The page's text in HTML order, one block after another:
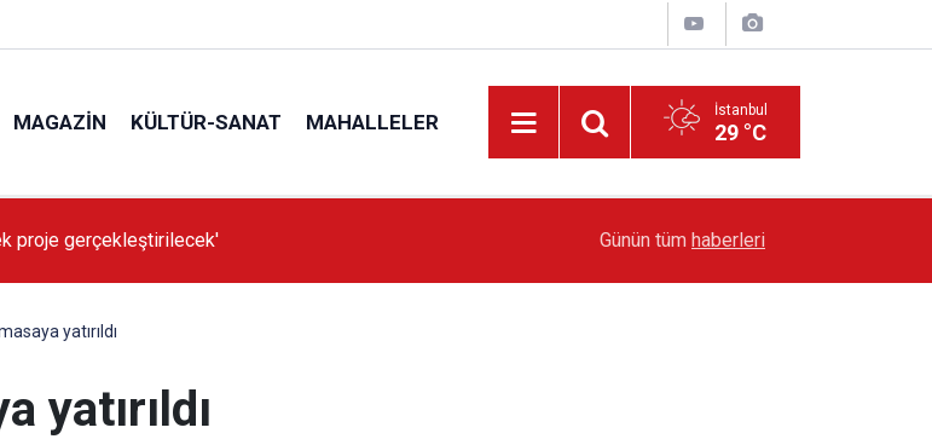
MAGAZIN KÜLTÜR-SANAT MAHALLELER İstanbul
29 °C
proje gerçekleştirilecek' Sarıyer’de Edebiyat Rüzgârı Esecek
Günün tüm haberleri
yatırıldı
yatırıldı